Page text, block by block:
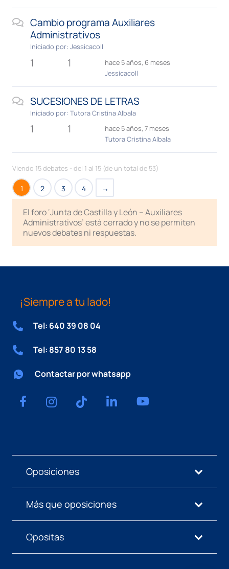
Cambio programa Auxiliares
Administrativos
Iniciado por:Jessicacoll
1 1
hace 5 años, 6 meses
Jessicacoll
SUCESIONES DE LETRAS
Iniciado por:Tutora Cristina Albala
1 1
hace 5 años, 7 meses
Tutora Cristina Albala
Viendo 15 debates - del 1 al 15 (de un total de 53)
1 2 3 4 →
El foro ‘Junta de Castilla y León – Auxiliares
Administrativos’ está cerrado y no se permiten
nuevos debates ni respuestas.
¡Siempre a tu lado!
Tel: 640 39 08 04
Tel: 857 80 13 58
Contactar por whatsapp
Oposiciones
Más que oposiciones
Opositas